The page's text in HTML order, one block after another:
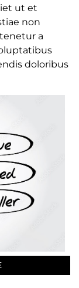
ut et
non
a
doloribus